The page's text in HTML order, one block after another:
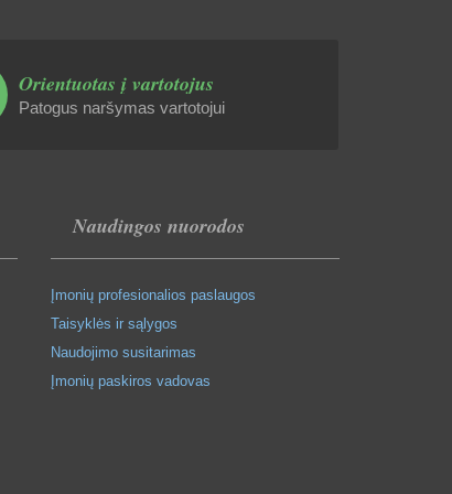
Orientuotas į vartotojus
Patogus naršymas vartotojui
Naudingos nuorodos
Įmonių profesionalios paslaugos
Taisyklės ir sąlygos
Naudojimo susitarimas
Įmonių paskiros vadovas